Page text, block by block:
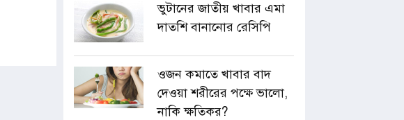
ভুটানের জাতীয় খাবার এমা
দাতশি বানানোর রেসিপি
ওজন কমাতে খাবার বাদ
দেওয়া শরীরের পক্ষে ভালো,
নাকি ক্ষতিকর?